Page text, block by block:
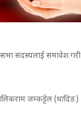
सदस्यलाई समावेश गरी
जम्कट्टेल (धादिङ)